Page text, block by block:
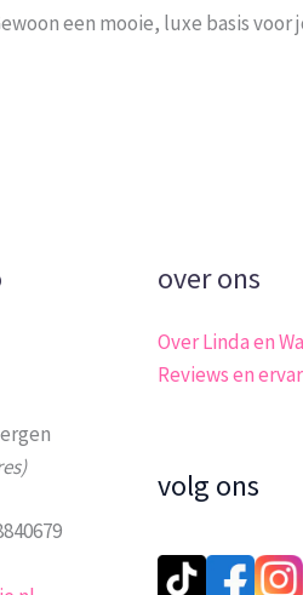
een mooie, luxe basis
over ons
Over Linda en
Reviews en
volg ons